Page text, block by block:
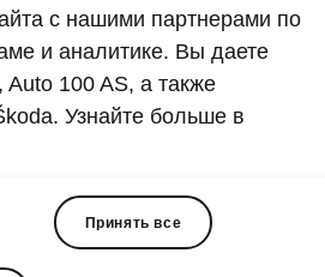
и электроприводом
закрывания и запуска
с нашими партнерами по
и аналитике. Вы даете
Auto 100 AS, а также
Узнайте больше в
Принять все